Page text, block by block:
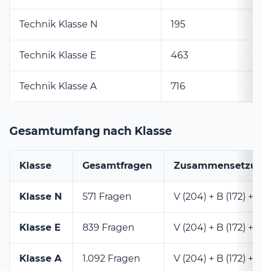
Technik Klasse N 195
Technik Klasse E 463
Technik Klasse A 716
Gesamtumfang nach Klasse
Klasse Gesamtfragen
Klasse N 571 Fragen V (204) + B (172) +
Klasse E 839 Fragen V (204) + B (172) +
Klasse A 1.092 Fragen V (204) + B (172) +